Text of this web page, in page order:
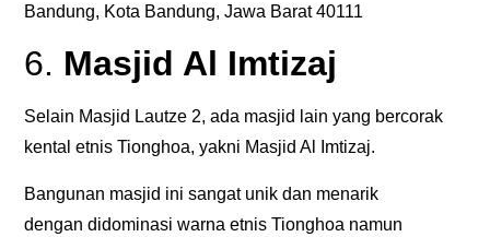
Bandung, Kota Bandung, Jawa Barat 40111
6. Masjid Al Imtizaj
Selain Masjid Lautze 2, ada masjid lain yang bercorak
kental etnis Tionghoa, yakni Masjid Al Imtizaj.
Bangunan masjid ini sangat unik dan menarik
dengan didominasi warna etnis Tionghoa namun